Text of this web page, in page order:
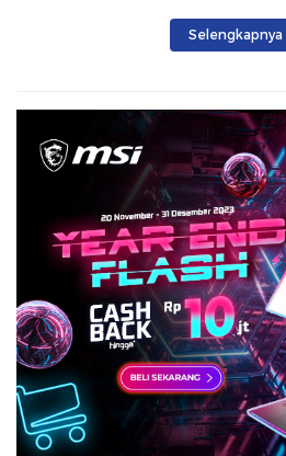
Selengkapnya